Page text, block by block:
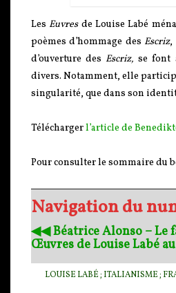
Les Euvres de Louise Labé
poèmes d’hommage des Escriz,
d’ouverture des Escriz, se font
divers. Notamment, elle
singularité, que dans son
Téléchargerl’article de
Pour consulter le sommaire du
Navigation du
◀︎◀︎ Béatrice Alonso – Le
Œuvres de Louise Labé
LOUISE LABÉ ; ITALIANISME ;